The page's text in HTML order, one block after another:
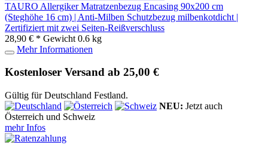
TAURO Allergiker Matratzenbezug Encasing 90x200 cm
(Steghöhe 16 cm) | Anti-Milben Schutzbezug milbenkotdicht |
Zertifiziert mit zwei Seiten-Reißverschluss
28,90 € * Gewicht 0.6 kg
Mehr Informationen
Kostenloser Versand ab 25,00 €
Gültig für Deutschland Festland.
NEU: Jetzt auch
Österreich und Schweiz
mehr Infos